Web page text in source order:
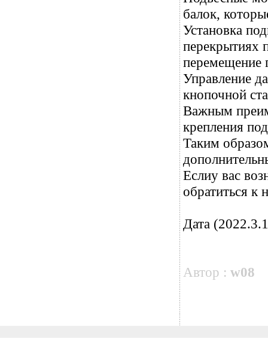
балок,
Установка
перекрытиях
перемещение
Управление
кнопочной
Важным
крепления
Таким
Еслиу вас
обратиться к
Дата
Автор : w08